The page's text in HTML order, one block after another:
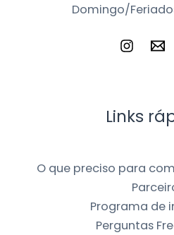
Domingo/
Links
O que preciso para
Programa de
Perguntas